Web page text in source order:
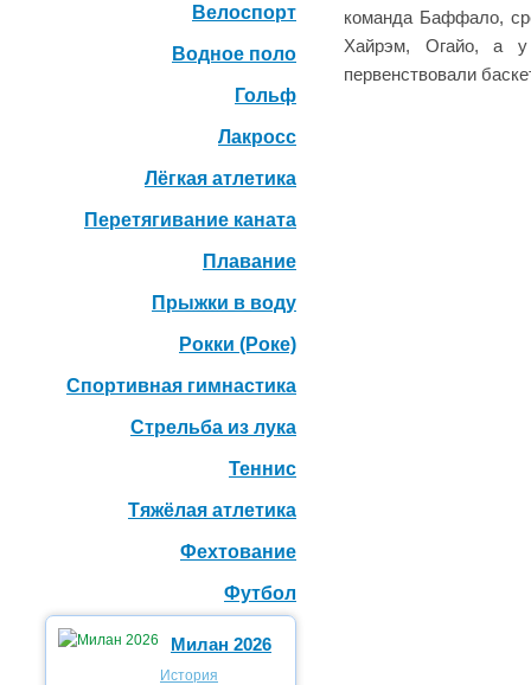
Велоспорт
Водное поло
Гольф
Лакросс
Лёгкая атлетика
Перетягивание каната
Плавание
Прыжки в воду
Рокки (Роке)
Спортивная гимнастика
Стрельба из лука
Теннис
Тяжёлая атлетика
Фехтование
Футбол
Милан 2026
История
команда Баффало,
Хайрэм, Огайо, а
первенствовали